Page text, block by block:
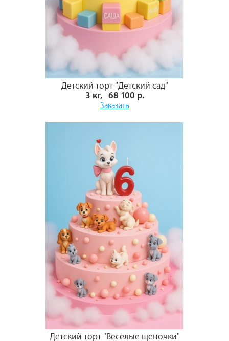
Детский торт "Детский сад"
3 кг, 68 100 р.
Заказать
Детский торт "Веселые щеночки"